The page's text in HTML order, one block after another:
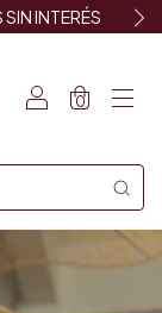
INTERÉS
0